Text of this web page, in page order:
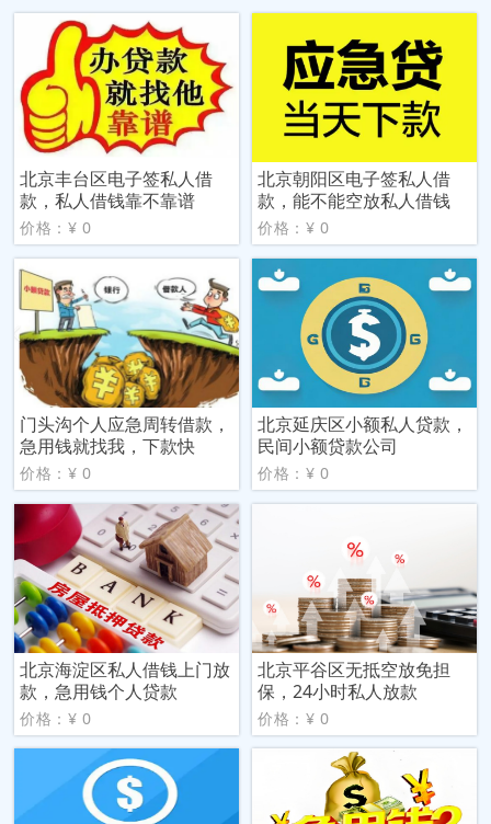
北京丰台区电子签私人借
款，私人借钱靠不靠谱
价格：¥ 0
北京朝阳区电子签私人借
款，能不能空放私人借钱
价格：¥ 0
门头沟个人应急周转借款，
急用钱就找我，下款快
价格：¥ 0
北京延庆区小额私人贷款，
民间小额贷款公司
价格：¥ 0
北京海淀区私人借钱上门放
款，急用钱个人贷款
价格：¥ 0
北京平谷区无抵空放免担
保，24小时私人放款
价格：¥ 0